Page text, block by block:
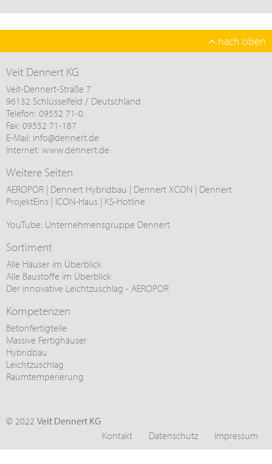
nach oben
Veit Dennert KG
Veit-Dennert-Straße 7
96132 Schlüsselfeld / Deutschland
Telefon: 09552 71-0
Fax: 09552 71-187
E-Mail: info@dennert.de
Internet: www.dennert.de
Weitere Seiten
AEROPOR | Dennert Hybridbau | Dennert XCON | Dennert
ProjektEins | ICON-Haus | KS-Hotline
YouTube: Unternehmensgruppe Dennert
Sortiment
Alle Häuser im Überblick
Alle Baustoffe im Überblick
Der innovative Leichtzuschlag - AEROPOR
Kompetenzen
Betonfertigteile
Massive Fertighäuser
Hybridbau
Leichtzuschlag
Raumtemperierung
© 2022 Veit Dennert KG
Kontakt
Datenschutz Impressum